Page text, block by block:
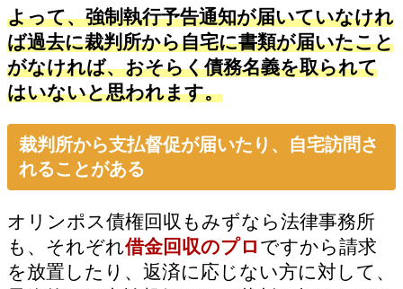
よって、強制執行予告通知が届いていなけれ
ば過去に裁判所から自宅に書類が届いたこと
がなければ、おそらく債務名義を取られて
はいないと思われます。
裁判所から支払督促が届いたり、自宅訪問さ
れることがある
オリンポス債権回収もみずなら法律事務所
も、それぞれ借金回収のプロ ですから請求
を放置したり、返済に応じない方に対して、